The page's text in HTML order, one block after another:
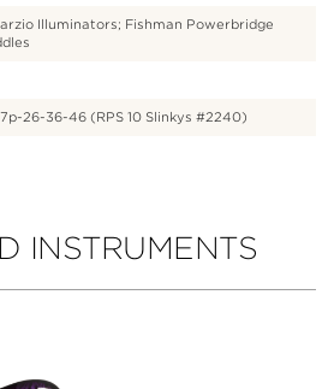
Illuminators; Fishman Powerbridge
26-36-46 (RPS 10 Slinkys #2240)
INSTRUMENTS